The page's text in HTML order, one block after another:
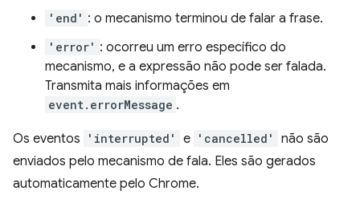
'end' : o mecanismo terminou de falar a frase.
'error' : ocorreu um erro específico do
mecanismo, e a expressão não pode ser falada.
Transmita mais informações em
event.errorMessage .
Os eventos 'interrupted' e 'cancelled'
não são
enviados pelo mecanismo de fala. Eles são gerados
automaticamente pelo Chrome.